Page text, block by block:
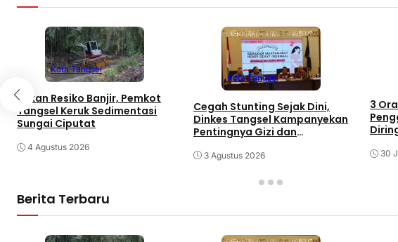
Kota Tangsel
Tekan Resiko Banjir, Pemkot
Tangsel Keruk Sedimentasi
Sungai Ciputat
4 Agustus 2026
Kota Tangsel
Cegah Stunting Sejak Dini,
Dinkes Tangsel Kampanyekan
Pentingnya Gizi dan
3 Agustus 2026
3
30
Berita Terbaru